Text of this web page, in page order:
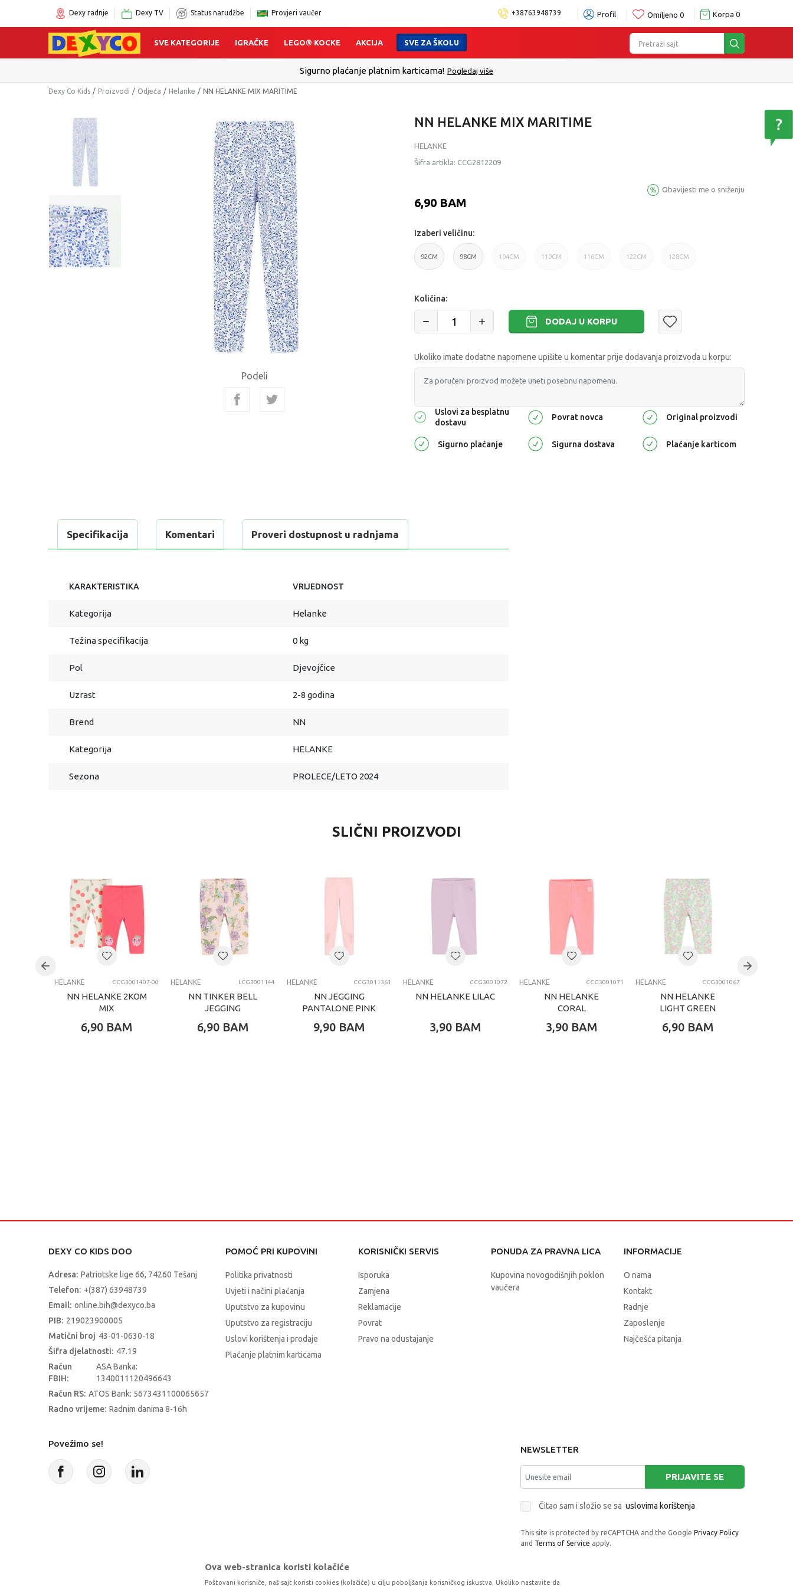
Dexy radnje Dexy TV Status narudžbe Provjeri vaučer +38763948739 Profil Omiljeno 0 Korpa 0
Pretraži sajt
SVE KATEGORIJE IGRAČKE LEGO® KOCKE AKCIJA SVE ZA ŠKOLU
Click&Collect - Platite karticom Online i preuzmite u prodavnici po Vašem izboru
Dexy Co Kids Proizvodi Odjeća Helanke NN HELANKE MIX MARITIME
Podeli
NN HELANKE MIX MARITIME
HELANKE
Šifra artikla: CCG2812209
6,90 BAM
Obavijesti me o sniženju
Izaberi veličinu:
92CM 98CM 104CM 110CM 116CM 122CM 128CM
Količina:
DODAJ U KORPU
Ukoliko imate dodatne napomene upišite u komentar prije dodavanja proizvoda u korpu:
Uslovi za besplatnu
dostavu
Povrat novca Original proizvodi
Sigurno plaćanje Sigurna dostava Plaćanje karticom
Specifikacija Komentari Proveri dostupnost u radnjama
KARAKTERISTIKA VRIJEDNOST
Kategorija Helanke
Težina specifikacija 0 kg
Pol Djevojčice
Uzrast 2-8 godina
Brend NN
Kategorija HELANKE
Sezona PROLECE/LETO 2024
SLIČNI PROIZVODI
HELANKE CCG3001407-00
NN HELANKE 2KOM
MIX
6,90 BAM
HELANKE LCG3001144
NN TINKER BELL
JEGGING
VIOLET
6,90 BAM
HELANKE CCG3011361
NN JEGGING
PANTALONE PINK
9,90 BAM
HELANKE CCG3001072
NN HELANKE LILAC
3,90 BAM
HELANKE CCG3001071
NN HELANKE
CORAL
3,90 BAM
HELANKE CCG3001067
NN HELANKE
LIGHT GREEN
6,90 BAM
DEXY CO KIDS DOO
Adresa: Patriotske lige 66, 74260 Tešanj
Telefon: +(387) 63948739
Email: online.bih@dexyco.ba
PIB: 219023900005
Matični broj 43-01-0630-18
Šifra djelatnosti: 47.19
Račun
FBIH:
ASA Banka:
1340011120496643
Račun RS: ATOS Bank: 5673431100065657
Radno vrijeme: Radnim danima 8-16h
POMOĆ PRI KUPOVINI
Politika privatnosti
Uvjeti i načini plaćanja
Uputstvo za kupovinu
Uputstvo za registraciju
Uslovi korištenja i prodaje
Plaćanje platnim karticama
KORISNIČKI SERVIS
Isporuka
Zamjena
Reklamacije
Povrat
Pravo na odustajanje
PONUDA ZA PRAVNA LICA
Kupovina novogodišnjih poklon
vaučera
INFORMACIJE
O nama
Kontakt
Radnje
Zaposlenje
Najčešća pitanja
Povežimo se!
NEWSLETTER
PRIJAVITE SE
Čitao sam i složio se sa uslovima korištenja
This site is protected by reCAPTCHA and the Google Privacy Policy
and Terms of Service apply.
Ova web-stranica koristi kolačiće
Poštovani korisniče, naš sajt koristi cookies (kolačiće) u cilju poboljšanja korisničkog iskustva. Ukoliko nastavite da